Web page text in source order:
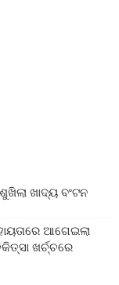
ଖାଦ୍ୟ ବଂଟନ
ଆଗେଇଲା
ଖର୍ଚ୍ଚରେ